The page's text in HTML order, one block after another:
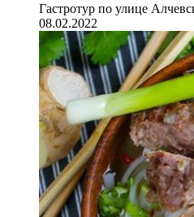
Гастротур по улице
08.02.2022